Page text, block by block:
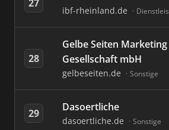
27
ibf-rheinland.de
28
Gelbe Seiten Marketing
Gesellschaft mbH
gelbeseiten.de Sonstige
29 Dasoertliche
dasoertliche.de Sonstige